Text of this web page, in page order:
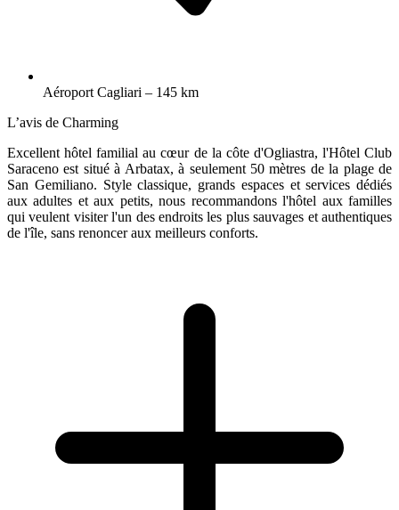
Aéroport Cagliari – 145 km
L’avis de Charming
Excellent hôtel familial au cœur de la côte d'Ogliastra, l'Hôtel Club
Saraceno est situé à Arbatax, à seulement 50 mètres de la plage de
San Gemiliano. Style classique, grands espaces et services dédiés
aux adultes et aux petits, nous recommandons l'hôtel aux familles
qui veulent visiter l'un des endroits les plus sauvages et authentiques
de l'île, sans renoncer aux meilleurs conforts.